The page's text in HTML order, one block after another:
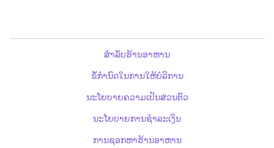
ສຳລັບຮ້ານອາຫານ
ຂໍ້ກຳນົດໃນການໃຫ້ບໍລິການ
ນະໂຍບາຍຄວາມເປັນສ່ວນຕົວ
ນະໂຍບາຍການຊຳລະເງິນ
ການຊອກຫາຮ້ານອາຫານ